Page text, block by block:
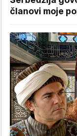
članovi moje